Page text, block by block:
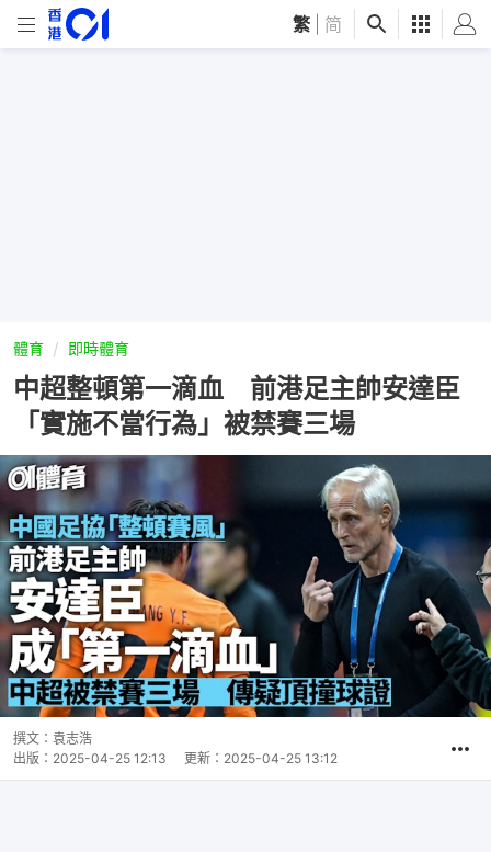
繁 简
體育 即時體育
中超整頓第一滴血 前港足主帥安達臣
「實施不當行為」被禁賽三場
撰文： 袁志浩
出版： 2025-04-25 12:13 更新： 2025-04-25 13:12